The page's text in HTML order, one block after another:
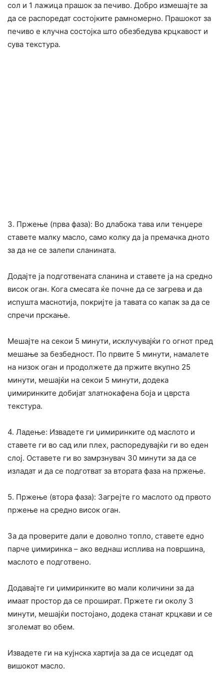
сол и 1 лажица прашок за печиво. Добро измешајте за
да се распоредат состојките рамномерно. Прашокот за
печиво е клучна состојка што обезбедува крцкавост и
сува текстура.
3. Пржење (прва фаза): Во длабока тава или тенџере
ставете малку масло, само колку да ја премачка дното
за да не се залепи сланината.
Додајте ја подготвената сланина и ставете ја на средно
висок оган. Кога смесата ќе почне да се загрева и да
испушта маснотија, покријте ја тавата со капак за да се
спречи прскање.
Мешајте на секои 5 минути, исклучувајќи го огнот пред
мешање за безбедност. По првите 5 минути, намалете
на низок оган и продолжете да пржите вкупно 25
минути, мешајќи на секои 5 минути, додека
џимиринките добијат златнокафена боја и цврста
текстура.
4. Ладење: Извадете ги џимиринките од маслото и
ставете ги во сад или плех, распоредувајќи ги во еден
слој. Оставете ги во замрзнувач 30 минути за да се
изладат и да се подготват за втората фаза на пржење.
5. Пржење (втора фаза): Загрејте го маслото од првото
пржење на средно висок оган.
За да проверите дали е доволно топло, ставете едно
парче џимиринка – ако веднаш исплива на површина,
маслото е подготвено.
Додавајте ги џимиринките во мали количини за да
имаат простор да се прошират. Пржете ги околу 3
минути, мешајќи постојано, додека станат крцкави и се
зголемат во обем.
Извадете ги на кујнска хартија за да се исцедат од
вишокот масло.